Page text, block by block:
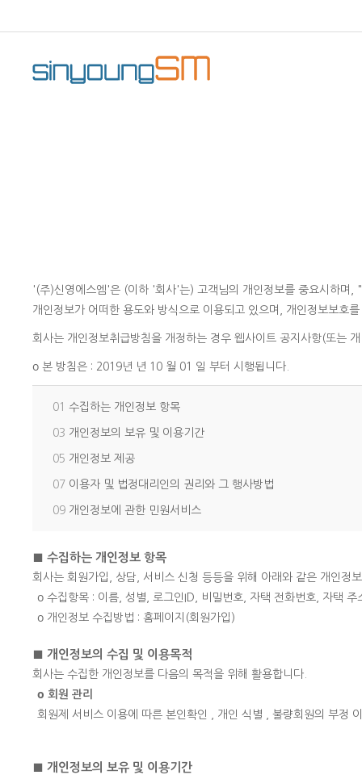
'(주)신영에스엠'은 (이하 '회사'는) 고객님의 개인정보를 중요시하며,
개인정보가 어떠한 용도와 방식으로 이용되고 있으며, 개인정보보호
회사는 개인정보취급방침을 개정하는 경우 웹사이트 공지사항(또는
ο 본 방침은 : 2019년 년 10 월 01 일 부터 시행됩니다.
01 수집하는 개인정보 항목
03 개인정보의 보유 및 이용기간
05 개인정보 제공
07 이용자 및 법정대리인의 권리와 그 행사방법
09 개인정보에 관한 민원서비스
■ 수집하는 개인정보 항목
회사는 회원가입, 상담, 서비스 신청 등등을 위해 아래와 같은 개인정
ο 수집항목 : 이름, 성별, 로그인ID, 비밀번호, 자택 전화번호, 자택
ο 개인정보 수집방법 : 홈페이지(회원가입)
■ 개인정보의 수집 및 이용목적
회사는 수집한 개인정보를 다음의 목적을 위해 활용합니다.
ο 회원 관리
회원제 서비스 이용에 따른 본인확인 , 개인 식별 , 불량회원의 부정
■ 개인정보의 보유 및 이용기간